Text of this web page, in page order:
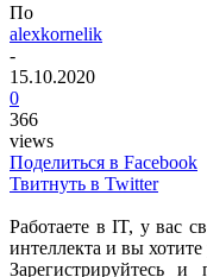
По
alexkornelik
-
15.10.2020
0
366
views
Поделиться в Facebook
Твитнуть в Twitter
Работаете в IT, у вас
интеллекта и вы
Зарегистрируйтесь и